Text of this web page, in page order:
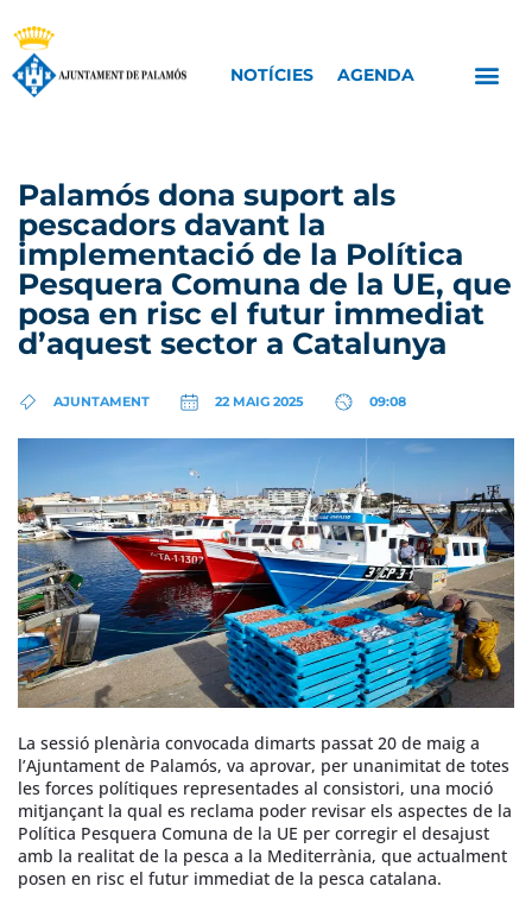
NOTÍCIES AGENDA
Palamós dona suport als
pescadors davant la
implementació de la Política
Pesquera Comuna de la UE, que
posa en risc el futur immediat
d’aquest sector a Catalunya
AJUNTAMENT 22 MAIG 2025 09:08
La sessió plenària convocada dimarts passat 20 de maig a
l’Ajuntament de Palamós, va aprovar, per unanimitat de totes
les forces polítiques representades al consistori, una moció
mitjançant la qual es reclama poder revisar els aspectes de la
Política Pesquera Comuna de la UE per corregir el desajust
amb la realitat de la pesca a la Mediterrània, que actualment
posen en risc el futur immediat de la pesca catalana.